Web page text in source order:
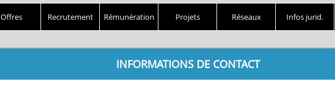
Offres Recrutement Rémunération Projets Réseaux Infos jurid.
INFORMATIONS DE CONTACT